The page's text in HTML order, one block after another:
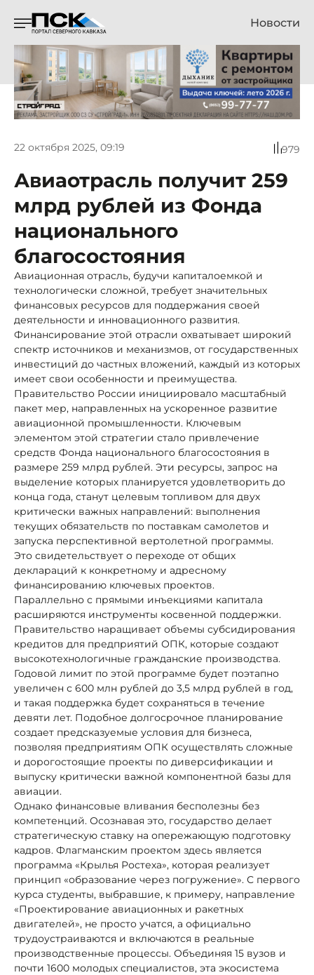
Новости
22 октября 2025, 09:19 979
Авиаотрасль получит 259
млрд рублей из Фонда
национального
благосостояния
Авиационная отрасль, будучи капиталоемкой и
технологически сложной, требует значительных
финансовых ресурсов для поддержания своей
деятельности и инновационного развития.
Финансирование этой отрасли охватывает широкий
спектр источников и механизмов, от государственных
инвестиций до частных вложений, каждый из которых
имеет свои особенности и преимущества.
Правительство России инициировало масштабный
пакет мер, направленных на ускоренное развитие
авиационной промышленности. Ключевым
элементом этой стратегии стало привлечение
средств Фонда национального благосостояния в
размере 259 млрд рублей. Эти ресурсы, запрос на
выделение которых планируется удовлетворить до
конца года, станут целевым топливом для двух
критически важных направлений: выполнения
текущих обязательств по поставкам самолетов и
запуска перспективной вертолетной программы.
Это свидетельствует о переходе от общих
деклараций к конкретному и адресному
финансированию ключевых проектов.
Параллельно с прямыми инъекциями капитала
расширяются инструменты косвенной поддержки.
Правительство наращивает объемы субсидирования
кредитов для предприятий ОПК, которые создают
высокотехнологичные гражданские производства.
Годовой лимит по этой программе будет поэтапно
увеличен с 600 млн рублей до 3,5 млрд рублей в год,
и такая поддержка будет сохраняться в течение
девяти лет. Подобное долгосрочное планирование
создает предсказуемые условия для бизнеса,
позволяя предприятиям ОПК осуществлять сложные
и дорогостоящие проекты по диверсификации и
выпуску критически важной компонентной базы для
авиации.
Однако финансовые вливания бесполезны без
компетенций. Осознавая это, государство делает
стратегическую ставку на опережающую подготовку
кадров. Флагманским проектом здесь является
программа «Крылья Ростеха», которая реализует
принцип «образование через погружение». С первого
курса студенты, выбравшие, к примеру, направление
«Проектирование авиационных и ракетных
двигателей», не просто учатся, а официально
трудоустраиваются и включаются в реальные
производственные процессы. Объединяя 15 вузов и
почти 1600 молодых специалистов, эта экосистема